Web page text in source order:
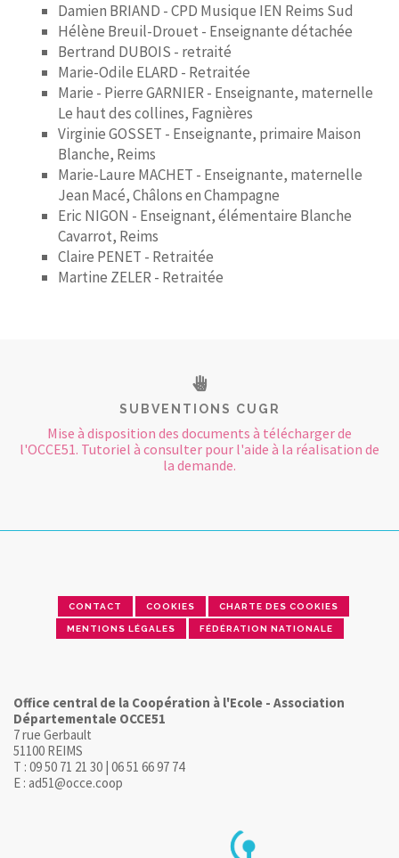
Damien BRIAND - CPD Musique IEN Reims Sud
Hélène Breuil-Drouet - Enseignante détachée
Bertrand DUBOIS - retraité
Marie-Odile ELARD - Retraitée
Marie - Pierre GARNIER - Enseignante, maternelle
Le haut des collines, Fagnières
Virginie GOSSET - Enseignante, primaire Maison
Blanche, Reims
Marie-Laure MACHET - Enseignante, maternelle
Jean Macé, Châlons en Champagne
Eric NIGON - Enseignant, élémentaire Blanche
Cavarrot, Reims
Claire PENET - Retraitée
Martine ZELER - Retraitée
SUBVENTIONS CUGR
Mise à disposition des documents à télécharger de
l'OCCE51. Tutoriel à consulter pour l'aide à la réalisation de
la demande.
CONTACT COOKIES CHARTE DES COOKIES
MENTIONS LÉGALES FÉDÉRATION NATIONALE
Office central de la Coopération à l'Ecole - Association
Départementale OCCE51
7 rue Gerbault
51100 REIMS
T : 09 50 71 21 30 | 06 51 66 97 74
E : ad51@occe.coop